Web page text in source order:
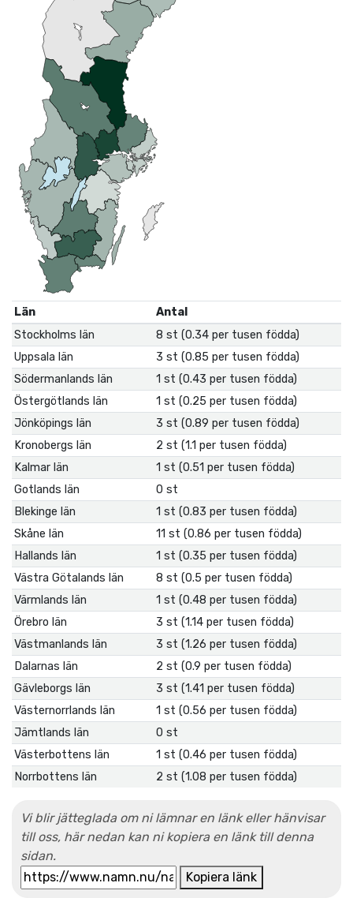
Län
Antal
Stockholms län
8 st (0.34 per tusen födda)
Uppsala län
3 st (0.85 per tusen födda)
Södermanlands län
1 st (0.43 per tusen födda)
Östergötlands län
1 st (0.25 per tusen födda)
Jönköpings län
3 st (0.89 per tusen födda)
Kronobergs län
2 st (1.1 per tusen födda)
Kalmar län
1 st (0.51 per tusen födda)
Gotlands län
0 st
Blekinge län
1 st (0.83 per tusen födda)
Skåne län
11 st (0.86 per tusen födda)
Hallands län
1 st (0.35 per tusen födda)
Västra Götalands län
8 st (0.5 per tusen födda)
Värmlands län
1 st (0.48 per tusen födda)
Örebro län
3 st (1.14 per tusen födda)
Västmanlands län
3 st (1.26 per tusen födda)
Dalarnas län
2 st (0.9 per tusen födda)
Gävleborgs län
3 st (1.41 per tusen födda)
Västernorrlands län
1 st (0.56 per tusen födda)
Jämtlands län
0 st
Västerbottens län
1 st (0.46 per tusen födda)
Norrbottens län
2 st (1.08 per tusen födda)
Vi blir jätteglada om ni lämnar en länk eller hänvisar
till oss, här nedan kan ni kopiera en länk till denna
sidan.
Kopiera länk